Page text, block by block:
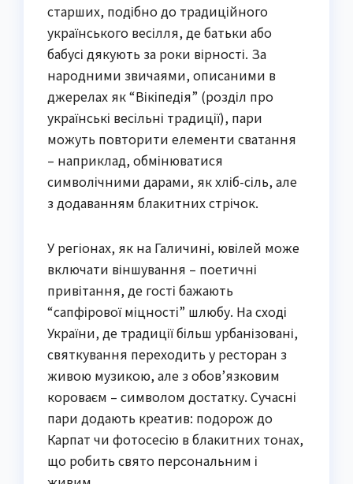
старших, подібно до традиційного
українського весілля, де батьки або
бабусі дякують за роки вірності. За
народними звичаями, описаними в
джерелах як “Вікіпедія” (розділ про
українські весільні традиції), пари
можуть повторити елементи сватання
– наприклад, обмінюватися
символічними дарами, як хліб-сіль, але
з додаванням блакитних стрічок.
У регіонах, як на Галичині, ювілей може
включати віншування – поетичні
привітання, де гості бажають
“сапфірової міцності” шлюбу. На сході
України, де традиції більш урбанізовані,
святкування переходить у ресторан з
живою музикою, але з обов’язковим
короваєм – символом достатку. Сучасні
пари додають креатив: подорож до
Карпат чи фотосесію в блакитних тонах,
що робить свято персональним і